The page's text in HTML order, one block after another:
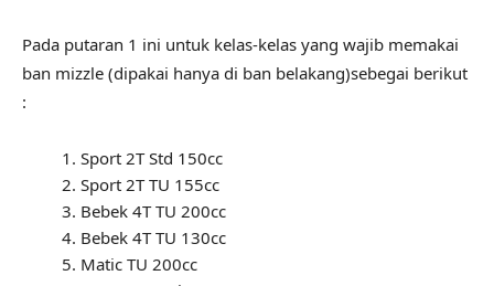
Pada putaran 1 ini untuk kelas-kelas yang wajib memakai
ban mizzle (dipakai hanya di ban belakang)sebegai berikut
:
Sport 2T Std 150cc
Sport 2T TU 155cc
Bebek 4T TU 200cc
Bebek 4T TU 130cc
Matic TU 200cc